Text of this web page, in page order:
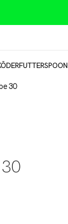
FUTTERSPOON
30